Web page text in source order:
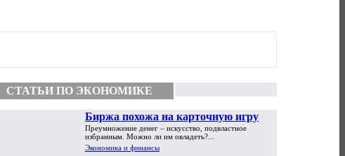
СТАТЬИ ПО ЭКОНОМИКЕ
Биржа похожа на карточную игру
Преумножение денег – искусство, подвластное
избранным. Можно ли им овладеть?...
Экономика и финансы